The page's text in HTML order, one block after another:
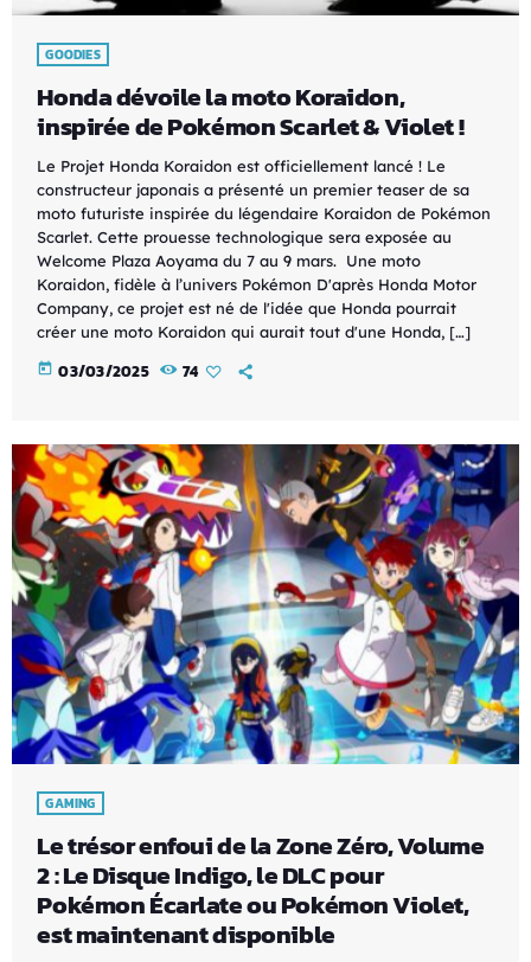
GOODIES
Honda dévoile la moto Koraidon,
inspirée de Pokémon Scarlet & Violet !
Le Projet Honda Koraidon est officiellement lancé ! Le
constructeur japonais a présenté un premier teaser de sa
moto futuriste inspirée du légendaire Koraidon de Pokémon
Scarlet. Cette prouesse technologique sera exposée au
Welcome Plaza Aoyama du 7 au 9 mars. Une moto
Koraidon, fidèle à l’univers Pokémon D'après Honda Motor
Company, ce projet est né de l'idée que Honda pourrait
créer une moto Koraidon qui aurait tout d'une Honda, […]
today 03/03/2025 74
GAMING
Le trésor enfoui de la Zone Zéro, Volume
2 : Le Disque Indigo, le DLC pour
Pokémon Écarlate ou Pokémon Violet,
est maintenant disponible